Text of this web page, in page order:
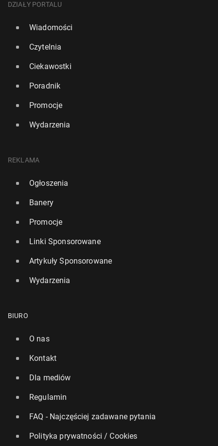
DZIAŁY PORTALU
Wiadomości
Czytelnia
Ciekawostki
Poradnik
Promocje
Wydarzenia
REKLAMA
Ogłoszenia
Banery
Promocje
Linki Sponsorowane
Artykuły Sponsorowane
Wydarzenia
BIURO
O nas
Kontakt
Dla mediów
Regulamin
FAQ - Najczęściej zadawane pytania
Polityka prywatności / Cookies